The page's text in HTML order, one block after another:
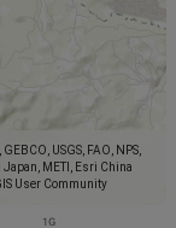
USGS, FAO, NPS,
Japan, METI, Esri China
User Community